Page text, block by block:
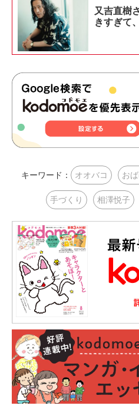
又吉直樹
きすぎて
キーワード： オオバコ お
手づくり 相澤悦子